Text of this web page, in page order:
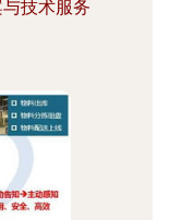
技术服务